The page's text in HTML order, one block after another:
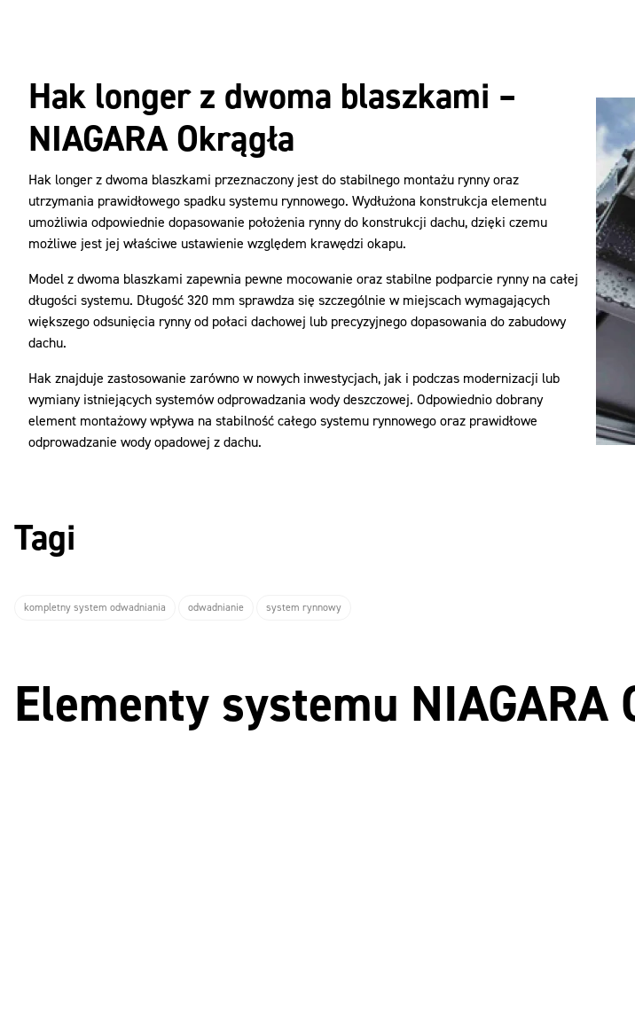
Hak longer z dwoma blaszkami –
NIAGARA Okrągła
Hak longer z dwoma blaszkami przeznaczony jest do stabilnego montażu rynny oraz
utrzymania prawidłowego spadku systemu rynnowego. Wydłużona konstrukcja elementu
umożliwia odpowiednie dopasowanie położenia rynny do konstrukcji dachu, dzięki czemu
możliwe jest jej właściwe ustawienie względem krawędzi okapu.
Model z dwoma blaszkami zapewnia pewne mocowanie oraz stabilne podparcie rynny na całej
długości systemu. Długość 320 mm sprawdza się szczególnie w miejscach wymagających
większego odsunięcia rynny od połaci dachowej lub precyzyjnego dopasowania do zabudowy
dachu.
Hak znajduje zastosowanie zarówno w nowych inwestycjach, jak i podczas modernizacji lub
wymiany istniejących systemów odprowadzania wody deszczowej. Odpowiednio dobrany
element montażowy wpływa na stabilność całego systemu rynnowego oraz prawidłowe
odprowadzanie wody opadowej z dachu.
Tagi
kompletny system odwadniania odwadnianie system rynnowy
Elementy systemu NIAGARA